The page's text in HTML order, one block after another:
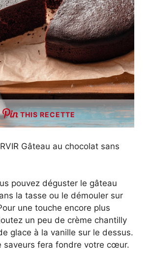
THIS RECETTE
Gâteau au chocolat sans
pouvez déguster le gâteau
la tasse ou le démouler sur
une touche encore plus
un peu de crème chantilly
glace à la vanille sur le dessus.
saveurs fera fondre votre cœur.